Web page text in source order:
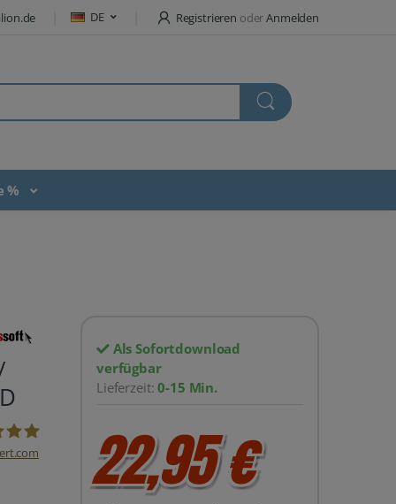
DE Registrieren oderAnmelden
%
Als Sofortdownload
verfügbar
Lieferzeit:0-15 Min.
22,95 €